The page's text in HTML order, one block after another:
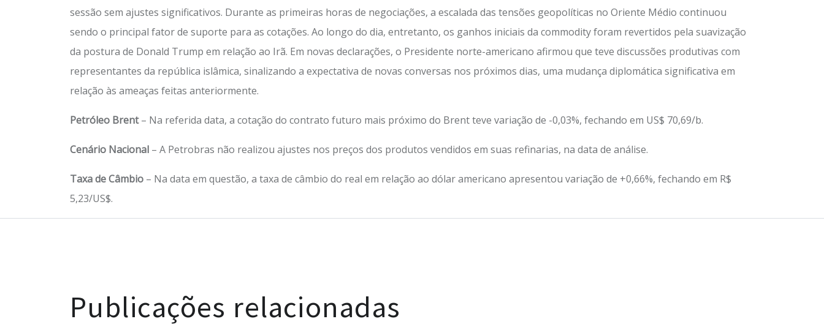
sessão sem ajustes significativos. Durante as primeiras horas de negociações, a escalada das tensões geopolíticas no Oriente Médio continuou
sendo o principal fator de suporte para as cotações. Ao longo do dia, entretanto, os ganhos iniciais da commodity foram revertidos pela suavização
da postura de Donald Trump em relação ao Irã. Em novas declarações, o Presidente norte-americano afirmou que teve discussões produtivas com
representantes da república islâmica, sinalizando a expectativa de novas conversas nos próximos dias, uma mudança diplomática significativa em
relação às ameaças feitas anteriormente.
Petróleo Brent– Na referida data, a cotação do contrato futuro mais próximo do Brent teve variação de -0,03%, fechando em US$ 70,69/b.
Cenário Nacional – A Petrobras não realizou ajustes nos preços dos produtos vendidos em suas refinarias, na data de análise.
Taxa de Câmbio – Na data em questão, a taxa de câmbio do real em relação ao dólar americano apresentou variação de +0,66%, fechando em R$
5,23/US$.
Publicações relacionadas